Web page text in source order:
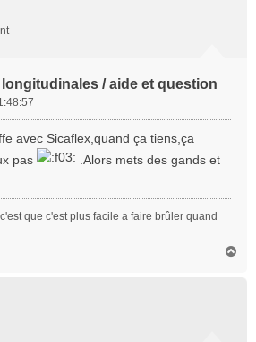
/ aide et question
avec Sicaflex,quand ça tiens,ça
pas
.Alors mets des gands et
que c'est plus facile a faire brûler quand